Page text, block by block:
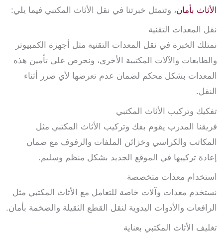
الأثاث بأمان، وتتمثل خبرتنا في نقل الأثاث المكتبي فيما يلي:
نقل المعدات التقنية
نمتلك الخبرة في نقل المعدات التقنية مثل أجهزة الكمبيوتر
والطابعات والآلات المكتبية الأخرى، ونحرص على تأمين هذه
المعدات بشكل محكم لضمان عدم تعرضها لأي ضرر أثناء
النقل.
تفكيك وتركيب الأثاث المكتبي
فريقنا المدرب يقوم بفك وتركيب الأثاث المكتبي مثل
المكاتب والكراسي وخزائن الملفات والرفوف مع ضمان
إعادة تركيبها في الموقع الجديد بشكل منظم وسليم.
استخدام معدات متخصصة
نستخدم معدات وآلات خاصة للتعامل مع الأثاث المكتبي مثل
الرافعات والأدوات اليدوية لنقل القطع الثقيلة والضخمة بأمان.
تغليف الأثاث المكتبي بعناية